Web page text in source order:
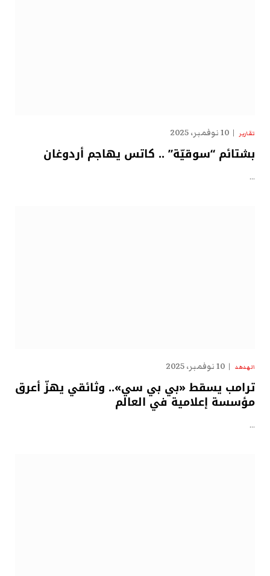
تقارير 10 نوفمبر، 2025
بشتائم “سوقيّة” .. كاتس يهاجم أردوغان
…
الهدهد 10 نوفمبر، 2025
ترامب يسقط «بي بي سي».. وثائقي يهزّ أعرق
مؤسسة إعلامية في العالم
…